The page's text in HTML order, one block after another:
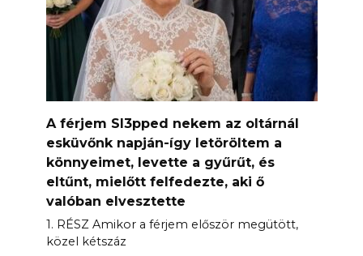
A férjem Sl3pped nekem az oltárnál
esküvőnk napján-így letöröltem a
könnyeimet, levette a gyűrűt, és
eltűnt, mielőtt felfedezte, aki ő
valóban elvesztette
1. RÉSZ Amikor a férjem először megütött,
közel kétszáz